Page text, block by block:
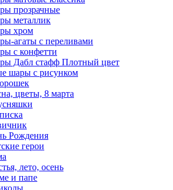
прозрачные
металлик
хром
агаты с переливами
с конфетти
Дабл стафф Плотный цвет
шары с рисунком
цветы, 8 марта
Рождения
герои
лето, осень
и папе